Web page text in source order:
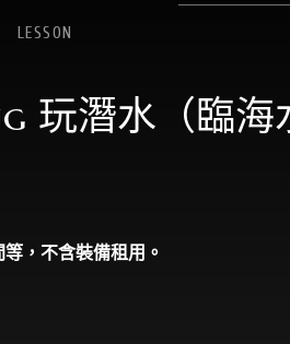
LESSON
玩潛水（臨海
，不含裝備租用。